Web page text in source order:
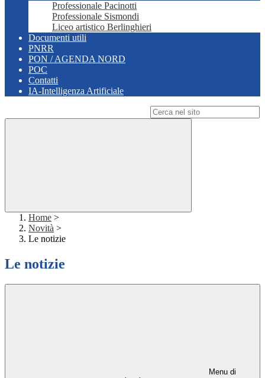
Professionale Pacinotti
Professionale Sismondi
Liceo artistico Berlinghieri
Documenti utili
PNRR
PON / AGENDA NORD
POC
Contatti
IA-Intelligenza Artificiale
Home >
Novità >
Le notizie
Le notizie
Menu di